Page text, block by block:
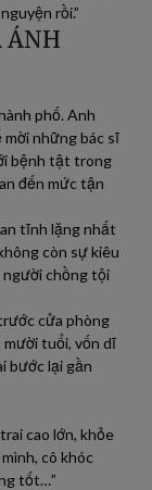
rồi.”
ÁNH
phố. Anh
những bác sĩ
bệnh tật trong
đến mức tận
tĩnh lặng nhất
còn sự kiêu
người chồng tội
cửa phòng
mười tuổi, vốn dĩ
bước lại gần
cao lớn, khỏe
cô khóc
tốt…”